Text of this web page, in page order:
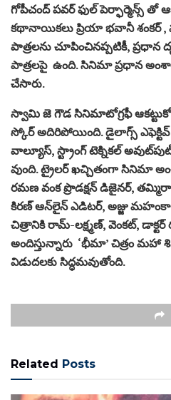
గోపీచంద్ పవర్ ఫుల్ పెర్ఫార్మెన్స్ తో
కథానాయికలు ప్రియా భవానీ శంకర్ ,
పాత్రలను చూపించినప్పటికీ, ప్రధాన
పాత్రలపై ఉంది. సినిమా ప్రధాన
చేసారు.
స్వామి జె గౌడ సినిమాటోగ్రఫీ
స్కోర్ అదిరిపోయింది. డైలాగ్స్ ఎఫెక్టివ్
వాల్యూస్, స్ట్రాంగ్ టెక్నికల్
వుంది. ట్రైలర్ ఖచ్చితంగా సినిమా
రమణ వంక ప్రొడక్షన్ డిజైనర్,
కిరణ్ ఆన్‌లైన్ ఎడిటర్, అజ్జు
చిత్రానికి రామ్-లక్ష్మణ్, వెంకట్,
అందిస్తున్నారు ‘భీమా’ చిత్రం మహా
విడుదలకు సిద్ధమవుతోంది.
Related Posts